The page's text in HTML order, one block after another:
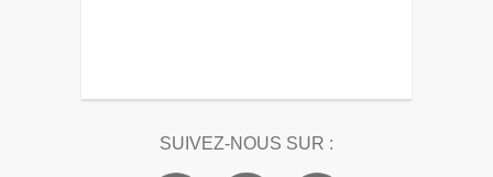
SUIVEZ-NOUS SUR :